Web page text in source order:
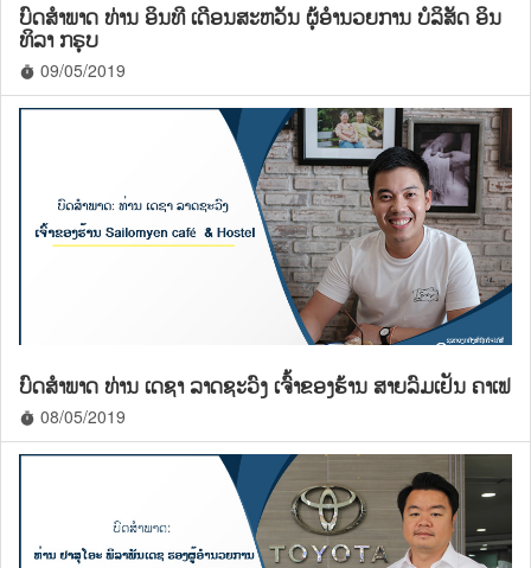
ບົດສຳພາດ ທ່ານ ອິນທີ ເດືອນສະຫວັນ ຜຸ້ອຳນວຍການ ບໍລິສັດ ອິນ
ທິລາ ກຣຸບ
timer 09/05/2019
ບົດສຳພາດ ທ່ານ ເດຊາ ລາດຊະວົງ ເຈົ້າຂອງຮ້ານ ສາຍລົມເຢັນ ຄາເຟ
timer 08/05/2019